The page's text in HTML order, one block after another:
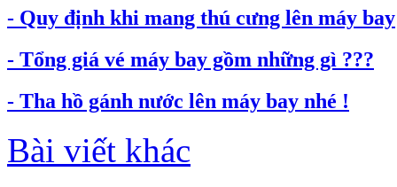
- Quy định khi mang thú cưng lên máy bay
- Tổng giá vé máy bay gồm những gì ???
- Tha hồ gánh nước lên máy bay nhé !
Bài viết khác